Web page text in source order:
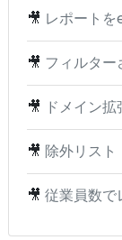
🎥 レポート
🎥 フィルタ
🎥 ドメイン
🎥 除外リスト
🎥 従業員数で